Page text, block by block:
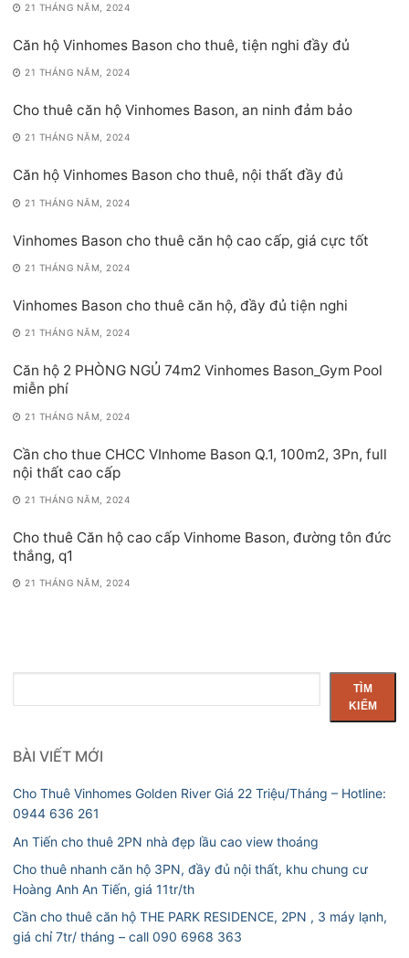
21 THÁNG NĂM, 2024
Căn hộ Vinhomes Bason cho thuê, tiện nghi đầy đủ
21 THÁNG NĂM, 2024
Cho thuê căn hộ Vinhomes Bason, an ninh đảm bảo
21 THÁNG NĂM, 2024
Căn hộ Vinhomes Bason cho thuê, nội thất đầy đủ
21 THÁNG NĂM, 2024
Vinhomes Bason cho thuê căn hộ cao cấp, giá cực tốt
21 THÁNG NĂM, 2024
Vinhomes Bason cho thuê căn hộ, đầy đủ tiện nghi
21 THÁNG NĂM, 2024
Căn hộ 2 PHÒNG NGỦ 74m2 Vinhomes Bason_Gym Pool
miễn phí
21 THÁNG NĂM, 2024
Cần cho thue CHCC VInhome Bason Q.1, 100m2, 3Pn, full
nội thất cao cấp
21 THÁNG NĂM, 2024
Cho thuê Căn hộ cao cấp Vinhome Bason, đường tôn đức
thắng, q1
21 THÁNG NĂM, 2024
kiếm
TÌM
KIẾM
BÀI VIẾT MỚI
Cho Thuê Vinhomes Golden River Giá 22 Triệu/Tháng – Hotline:
0944 636 261
An Tiến cho thuê 2PN nhà đẹp lầu cao view thoáng
Cho thuê nhanh căn hộ 3PN, đầy đủ nội thất, khu chung cư
Hoàng Anh An Tiến, giá 11tr/th
Cần cho thuê căn hộ THE PARK RESIDENCE, 2PN , 3 máy lạnh,
giá chỉ 7tr/ tháng – call 090 6968 363